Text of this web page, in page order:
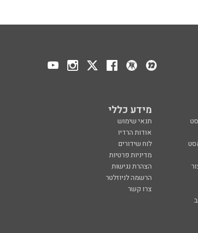
מידע כללי
תנאי שימוש
אודות הרדיו
לוח שידורים
מדיניות פרטיות
הצהרת נגישות
הרשמה לניוזלטר
צרו קשר